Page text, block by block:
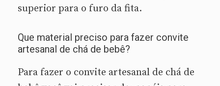
superior para o furo da fita.
Que material preciso para fazer convite
artesanal de chá de bebê?
Para fazer o convite artesanal de chá de